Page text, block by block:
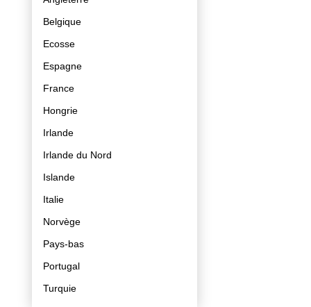
Belgique
Ecosse
Espagne
France
Hongrie
Irlande
Irlande du Nord
Islande
Italie
Norvège
Pays-bas
Portugal
Turquie